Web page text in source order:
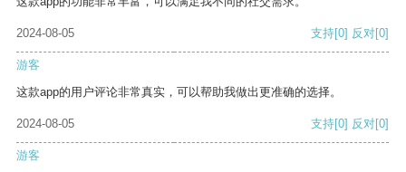
2024-08-05 支持[0] 反对[0]
游客
这款app的用户评论非常真实，可以帮助我做出更准确的选择。
2024-08-05 支持[0] 反对[0]
游客